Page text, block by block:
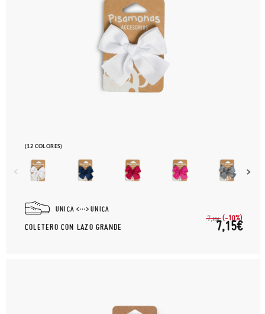
(12 COLORES)
UNICA UNICA
COLETERO CON LAZO GRANDE
7,95€ (-10%)
7,15€